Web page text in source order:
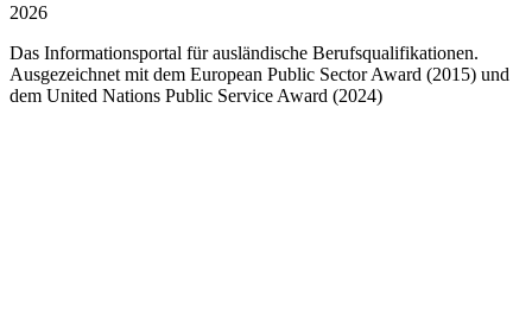
2026
Das Informationsportal für ausländische Berufsqualifikationen.
Ausgezeichnet mit dem European Public Sector Award (2015) und
dem United Nations Public Service Award (2024)